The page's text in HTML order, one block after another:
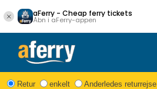
aFerry - Cheap ferry tickets
Åbn i aFerry-appen
Retur enkelt Anderledes returrejse